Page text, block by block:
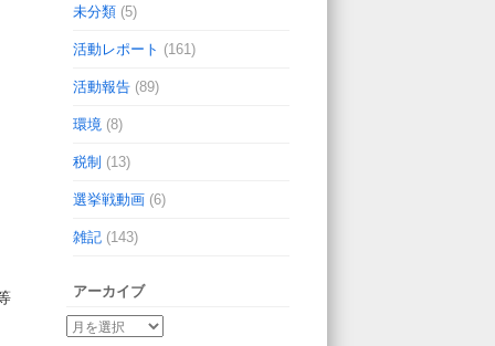
未分類 (5)
活動レポート (161)
活動報告 (89)
環境 (8)
税制 (13)
選挙戦動画 (6)
雑記 (143)
アーカイブ